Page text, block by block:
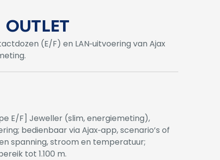
OUTLET
(E/F) en LAN‑uitvoering van Ajax
E/F] Jeweller (slim, energiemeting),
bedienbaar via Ajax‑app, scenario’s of
spanning, stroom en temperatuur;
tot 1.100 m.